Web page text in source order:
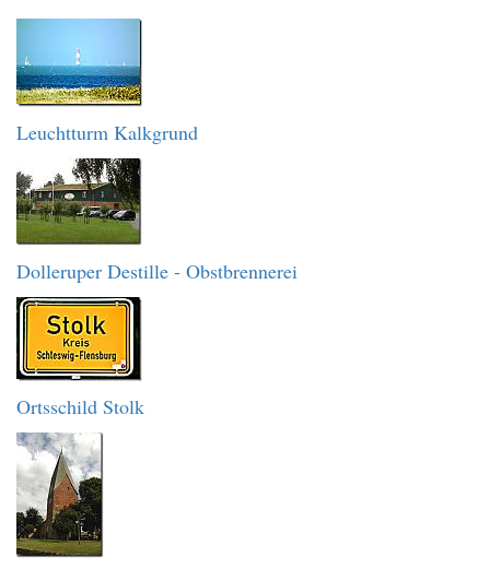
Leuchtturm Kalkgrund
Dolleruper Destille - Obstbrennerei
Ortsschild Stolk